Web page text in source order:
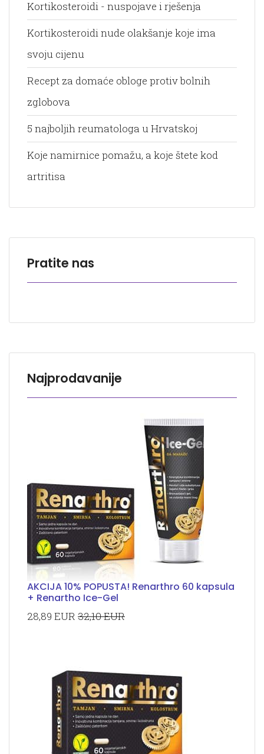
Kortikosteroidi - nuspojave i rješenja
Kortikosteroidi nude olakšanje koje ima
svoju cijenu
Recept za domaće obloge protiv bolnih
zglobova
5 najboljih reumatologa u Hrvatskoj
Koje namirnice pomažu, a koje štete kod
artritisa
Pratite nas
Najprodavanije
AKCIJA 10% POPUSTA! Renarthro 60 kapsula
+ Renartho Ice-Gel
28,89 EUR 32,10 EUR